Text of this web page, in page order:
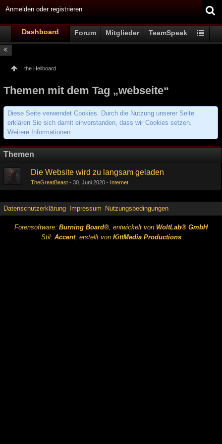
Anmelden oder registrieren
Dashboard Forum Mitglieder TeamSpeak
the Hellboard
Themen mit dem Tag „webseite“
Diese Seite verwendet Cookies. Durch die Nutzung unserer Seite
erklären Sie sich damit einverstanden, dass wir Cookies setzen.
Weitere Informationen
Themen
Die Website wird zu langsam geladen
TheGreatBeast 30. Juni 2020 Internet
Datenschutzerklärung Impressum Nutzungsbedingungen
Forensoftware: Burning Board®, entwickelt von WoltLab® GmbH
Stil: Accent, erstellt von KittMedia Productions